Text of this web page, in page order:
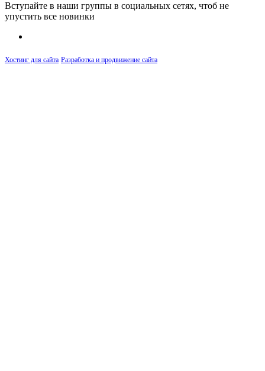
Вступайте в наши группы в социальных сетях, чтоб не
упустить все новинки
Хостинг для сайта Разработка и продвижение сайта